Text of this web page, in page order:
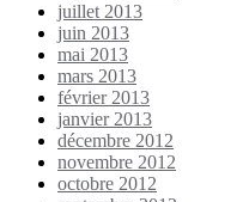
juillet 2013
juin 2013
mai 2013
mars 2013
février 2013
janvier 2013
décembre 2012
novembre 2012
octobre 2012